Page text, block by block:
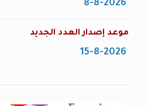
موعد إصدار العدد الجديد